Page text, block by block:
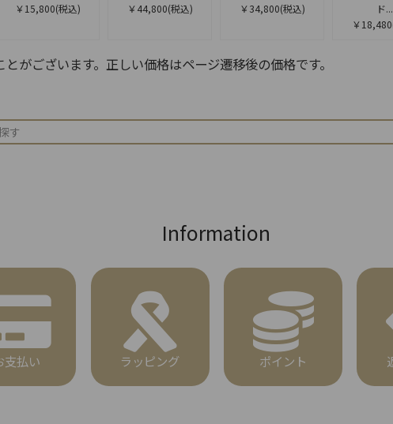
￥15,800(税込)
￥44,800(税込)
￥34,800(税込)
ド...
￥18,480
がございます。正しい価格はページ遷移後の価格です。
Information
支払い ラッピング ポイント